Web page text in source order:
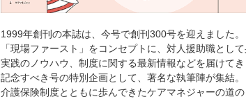
1999年創刊の本誌は、今号で創刊300号を迎えました。
「現場ファースト」をコンセプトに、対人援助職とし
実践のノウハウ、制度に関する最新情報などを届けてき
記念すべき号の特別企画として、著名な執筆陣が集結。
介護保険制度とともに歩んできたケアマネジャーの道の